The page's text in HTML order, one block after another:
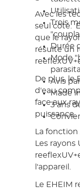
Trois
Durée
Mode
Avis
Made
3 ans
Avec les
seul côté.
que le
résulte un
De plus, le
d'eau
face aux
puissance.
La
Les
l'appareil.
Le EHEIM